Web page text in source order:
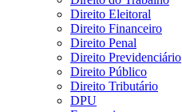
Direito Eleitoral
Direito Financeiro
Direito Penal
Direito Previdenciário
Direito Público
Direito Tributário
DPU